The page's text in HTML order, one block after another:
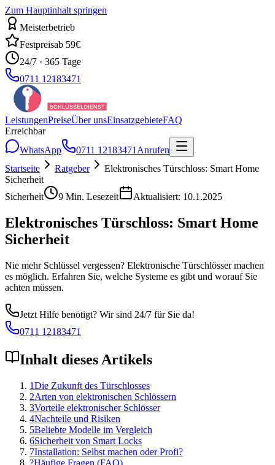
Zum Hauptinhalt springen
Meisterbetrieb
Festpreisab 59€
24/7 · 365 Tage
0711 12183471
LeistungenPreiseÜber unsEinsatzgebieteFAQ
Erreichbar
WhatsApp
0711 12183471 Anrufen
Startseite
Ratgeber
Elektronisches Türschloss: Smart Home
Sicherheit
Sicherheit
9 Min. Lesezeit Aktualisiert: 10.1.2025
Elektronisches Türschloss: Smart Home
Sicherheit
Nie mehr Schlüssel vergessen? Elektronische Türschlösser machen
es möglich. Erfahren Sie, welche Systeme es gibt und worauf Sie
achten müssen.
Jetzt Hilfe benötigt? Wir sind 24/7 für Sie da!
0711 12183471
Inhalt dieses Artikels
1Die Zukunft des Türschlosses
2Arten von elektronischen Schlössern
3Vorteile elektronischer Schlösser
4Nachteile und Risiken
5Beliebte Modelle im Vergleich
6Sicherheit von Smart Locks
7Installation: Selbst machen oder Profi?
?Häufige Fragen (FAQ)